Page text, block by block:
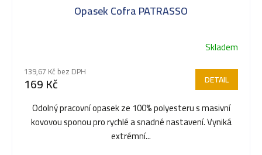
Opasek Cofra PATRASSO
hodnocení
produktu
je
5,0
Skladem
139,67 Kč bez DPH
169 Kč DETAIL
Odolný pracovní opasek ze 100% polyesteru s masivní
kovovou sponou pro rychlé a snadné nastavení. Vyniká
extrémní...